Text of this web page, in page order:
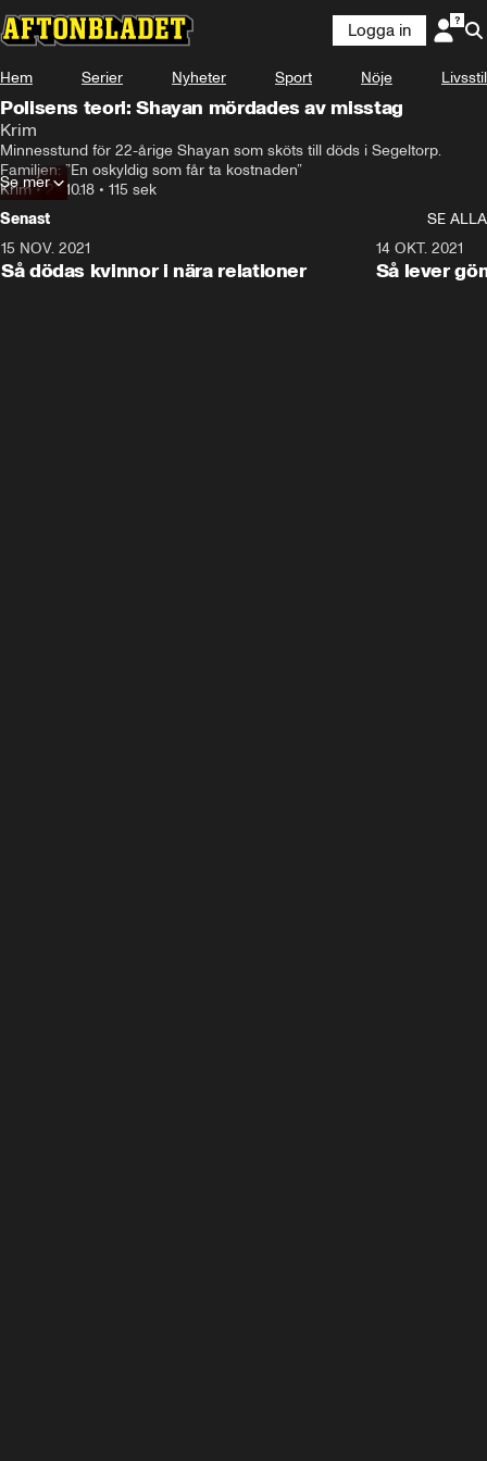
Logga in
Hem Serier Nyheter Sport Nöje Livsstil
Polisens teori: Shayan mördades av misstag
Krim
Minnesstund för 22-årige Shayan som sköts till döds i Segeltorp.
Familjen: ”En oskyldig som får ta kostnaden”
Krim•23.10.18 • 115 sek
Se mer
Senast
SE ALLA
15 NOV. 2021
Så dödas kvinnor i nära relationer
14 OKT. 2021
Så lever